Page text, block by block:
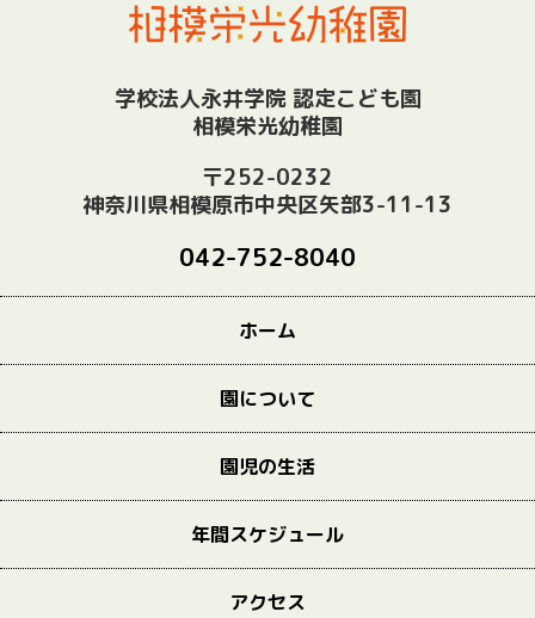
学校法人永井学院 認定こども園
相模栄光幼稚園
〒252-0232
神奈川県相模原市中央区矢部3-11-13
042-752-8040
ホーム
園について
園児の生活
年間スケジュール
アクセス